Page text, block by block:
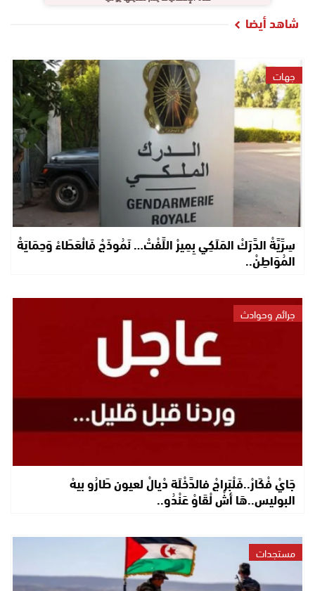
شاهد أيضا
جهات
سِرِّيَّةْ الدَّرَكْ المَلَكِي بِمِيرْ اللِّفْتْ… نَمُوذَجْ فَالْعَطَاءْ وَحِمَايَةْ
المُوَاطِنْ..
جرائم وحوادث
جَايْ فْكَارْ..فَلْبَراجْ فالدَّخْلَة دْيالْ لعيون طَارُو بيهْ
البوليس..هَا أشْ لْقَاوْ عَنْدُو..
مستجدات